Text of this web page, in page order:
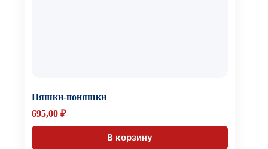
Няшки-поняшки
695,00 ₽
В корзину